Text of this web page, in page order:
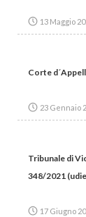
13 Maggio
Corte
23 Gennaio
Tribunale di
348/2021
17 Giugno